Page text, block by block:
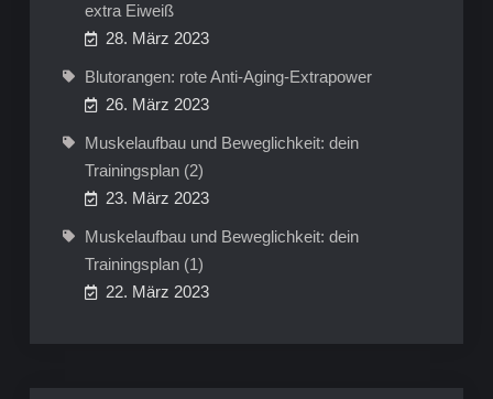
extra Eiweiß
28. März 2023
Blutorangen: rote Anti-Aging-Extrapower
26. März 2023
Muskelaufbau und Beweglichkeit: dein
Trainingsplan (2)
23. März 2023
Muskelaufbau und Beweglichkeit: dein
Trainingsplan (1)
22. März 2023